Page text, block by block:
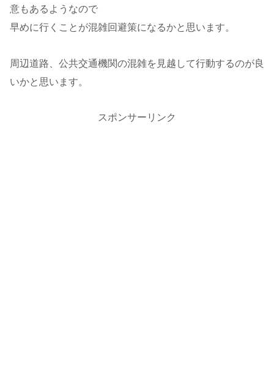
意もあるようなので
早めに行くことが混雑回避策になるかと思います。
周辺道路、公共交通機関の混雑を見越して行動するのが良
いかと思います。
スポンサーリンク